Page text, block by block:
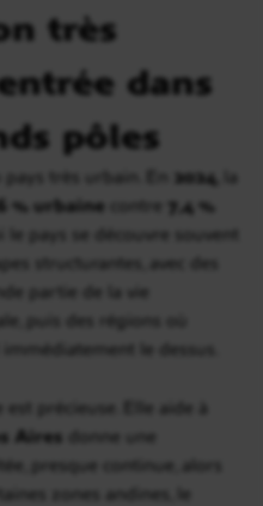
très
dans
pôles
pays très urbain. En 2024 , la
% urbaine contre 7,4 %
le pays se découvre souvent
structurantes, avec des
partie de la vie
puis des régions où
le dessus.
est précieuse. Elle aide à
Aires donne une
presque continue, alors
zones andines, le